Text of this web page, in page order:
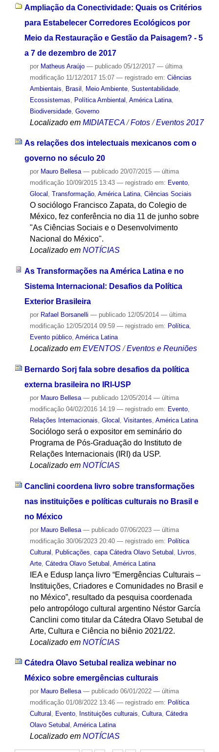
Ampliação da Conectividade: Quais os Critérios
para Estabelecer Corredores Ecológicos por
Meio da Restauração e Gestão da Paisagem? - 5
a 7 de dezembro de 2017
por Matheus Araújo — publicado05/12/2017 — última
modificação11/12/2017 15:07 — registrado em: Ciências
Ambientais
Brasil Meio Ambiente, Sustentabilidade,
Ecossistemas
Política Ambiental América Latina,
Biodiversidade, Governo
Localizado em MIDIATECA /Fotos /Eventos 2017
As relações dos intelectuais mexicanos com o
governo no século 20
por Mauro Bellesa — publicado20/07/2015 — última
modificação10/09/2015 13:43 — registrado em: Evento,
Glocal , Transformação, América Latina, Ciências Sociais
O sociólogo Francisco Zapata, do Colegio de
México, fez conferência no dia 11 de junho sobre
"As Ciências Sociais e o Desenvolvimento
Nacional do México".
Localizado em NOTÍCIAS
As Transformações na América Latina e no
Sistema Internacional: Desafios da Política
Exterior Brasileira
por Rafael Borsanelli — publicado12/05/2014 — última
modificação12/05/2014 09:59 — registrado em: Política,
Evento público, América Latina
Localizado em EVENTOS /Eventos e Reuniões
Bernardo Sorj fala sobre desafios da política
externa brasileira no IRI-USP
por Mauro Bellesa — publicado12/05/2014 — última
modificação04/02/2016 14:19 — registrado em: Evento,
Relações Internacionais Glocal Visitantes América Latina
Sociólogo será o expositor em seminário do
Programa de Pós-Graduação do Instituto de
Relações Internacionais (IRI) da USP.
Localizado em NOTÍCIAS
Canclini coordena livro sobre transformações
nas instituições e políticas culturais no Brasil e
no México
por Mauro Bellesa — publicado07/06/2023 — última
modificação30/06/2023 20:40 — registrado em: Política
Cultural
Publicações capa Cátedra Olavo Setubal Livros
Arte, Cátedra Olavo Setubal América Latina
IEA e Edusp lança livro “Emergências Culturais –
Instituições, Criadores e Comunidades no Brasil e
no México”, resultado da pesquisa coordenada
pelo antropólogo cultural argentino Néstor García
Canclini como titular da Cátedra Olavo Setubal de
Arte, Cultura e Ciência no biênio 2021/22.
Localizado em NOTÍCIAS
Cátedra Olavo Setubal realiza webinar no
México sobre emergências culturais
por Mauro Bellesa — publicado06/01/2022 — última
modificação01/08/2022 13:46 — registrado em: Política
Cultural , Evento, Instituições culturais, Cultura, Cátedra
Olavo Setubal , América Latina
Localizado em NOTÍCIAS